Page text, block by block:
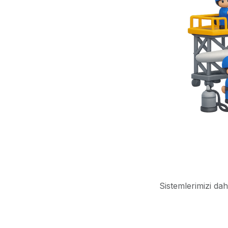
Sistemlerimizi